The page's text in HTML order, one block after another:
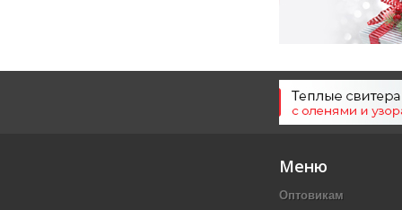
Меню
Оптовикам